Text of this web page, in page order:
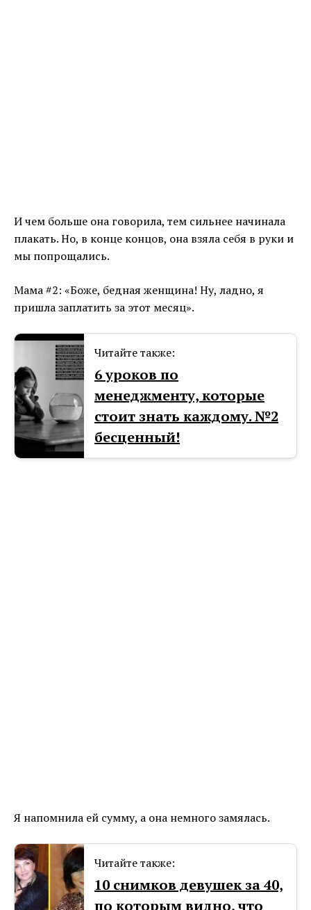
И чем больше она говорила, тем сильнее начинала
плакать. Но, в конце концов, она взяла себя в руки и
мы попрощались.
Мама #2: «Боже, бедная женщина! Ну, ладно, я
пришла заплатить за этот месяц».
Читайте также:
6 уроков по
менеджменту, которые
стоит знать каждому. №2
бесценный!
Я напомнила ей сумму, а она немного замялась.
Читайте также:
10 снимков девушек за 40,
по которым видно, что